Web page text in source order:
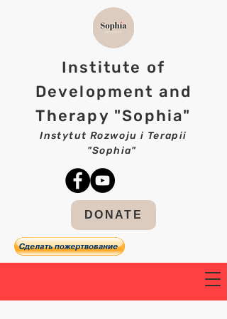
Institute of
Development and
Therapy "Sophia"
Instytut Rozwoju i Terapii
"Sophia"
DONATE